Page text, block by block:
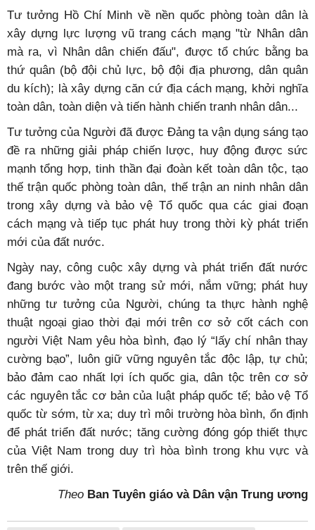
Tư tưởng Hồ Chí Minh về nền quốc phòng toàn dân là
xây dựng lực lượng vũ trang cách mạng "từ Nhân dân
mà ra, vì Nhân dân chiến đấu", được tổ chức bằng ba
thứ quân (bộ đội chủ lực, bộ đội địa phương, dân quân
du kích); là xây dựng căn cứ địa cách mạng, khởi nghĩa
toàn dân, toàn diện và tiến hành chiến tranh nhân dân...
Tư tưởng của Người đã được Đảng ta vận dụng sáng tạo
đề ra những giải pháp chiến lược, huy động được sức
mạnh tổng hợp, tinh thần đại đoàn kết toàn dân tộc, tạo
thế trận quốc phòng toàn dân, thế trận an ninh nhân dân
trong xây dựng và bảo vệ Tổ quốc qua các giai đoạn
cách mạng và tiếp tục phát huy trong thời kỳ phát triển
mới của đất nước.
Ngày nay, công cuộc xây dựng và phát triển đất nước
đang bước vào một trang sử mới, nắm vững; phát huy
những tư tưởng của Người, chúng ta thực hành nghệ
thuật ngoại giao thời đại mới trên cơ sở cốt cách con
người Việt Nam yêu hòa bình, đạo lý “lấy chí nhân thay
cường bạo”, luôn giữ vững nguyên tắc độc lập, tự chủ;
bảo đảm cao nhất lợi ích quốc gia, dân tộc trên cơ sở
các nguyên tắc cơ bản của luật pháp quốc tế; bảo vệ Tổ
quốc từ sớm, từ xa; duy trì môi trường hòa bình, ổn định
để phát triển đất nước; tăng cường đóng góp thiết thực
của Việt Nam trong duy trì hòa bình trong khu vực và
trên thế giới.
Theo Ban Tuyên giáo và Dân vận Trung ương